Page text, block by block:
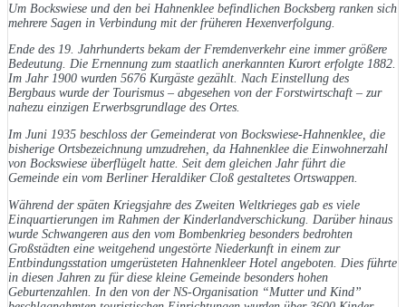
Um Bockswiese und den bei Hahnenklee befindlichen Bocksberg ranken sich
mehrere Sagen in Verbindung mit der früheren Hexenverfolgung.
Ende des 19. Jahrhunderts bekam der Fremdenverkehr eine immer größere
Bedeutung. Die Ernennung zum staatlich anerkannten Kurort erfolgte 1882.
Im Jahr 1900 wurden 5676 Kurgäste gezählt. Nach Einstellung des
Bergbaus wurde der Tourismus – abgesehen von der Forstwirtschaft – zur
nahezu einzigen Erwerbsgrundlage des Ortes.
Im Juni 1935 beschloss der Gemeinderat von Bockswiese-Hahnenklee, die
bisherige Ortsbezeichnung umzudrehen, da Hahnenklee die Einwohnerzahl
von Bockswiese überflügelt hatte. Seit dem gleichen Jahr führt die
Gemeinde ein vom Berliner Heraldiker Cloß gestaltetes Ortswappen.
Während der späten Kriegsjahre des Zweiten Weltkrieges gab es viele
Einquartierungen im Rahmen der Kinderlandverschickung. Darüber hinaus
wurde Schwangeren aus den vom Bombenkrieg besonders bedrohten
Großstädten eine weitgehend ungestörte Niederkunft in einem zur
Entbindungsstation umgerüsteten Hahnenkleer Hotel angeboten. Dies führte
in diesen Jahren zu für diese kleine Gemeinde besonders hohen
Geburtenzahlen. In den von der NS-Organisation “Mutter und Kind”